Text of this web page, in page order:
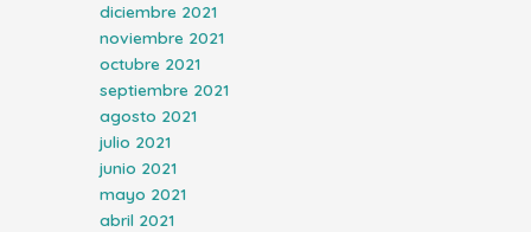
diciembre 2021
noviembre 2021
octubre 2021
septiembre 2021
agosto 2021
julio 2021
junio 2021
mayo 2021
abril 2021